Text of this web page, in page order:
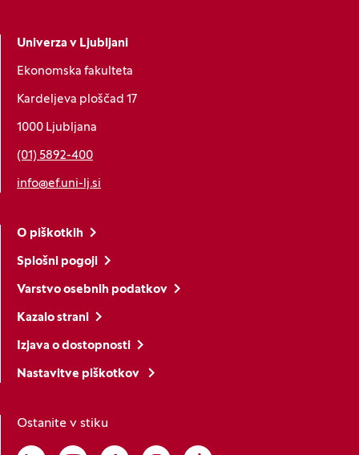
Univerza v Ljubljani
Ekonomska fakulteta
Kardeljeva ploščad 17
1000 Ljubljana
(01) 5892-400
info@ef.uni-lj.si
O piškotkih
Splošni pogoji
Varstvo osebnih podatkov
Kazalo strani
Izjava o dostopnosti
Nastavitve piškotkov
Ostanite v stiku